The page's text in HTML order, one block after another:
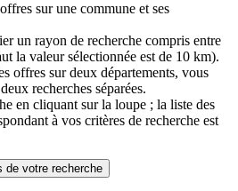
sur une commune et ses
un rayon de recherche compris entre
la valeur sélectionnée est de 10 km).
offres sur deux départements, vous
recherches séparées.
en cliquant sur la loupe ; la liste des
à vos critères de recherche est
de votre recherche